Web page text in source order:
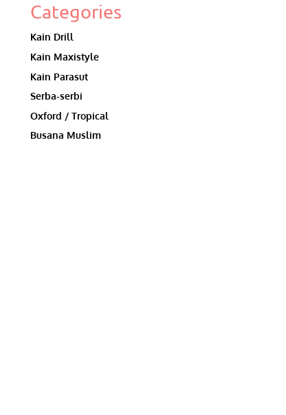
Categories
Kain Drill
Kain Maxistyle
Kain Parasut
Serba-serbi
Oxford / Tropical
Busana Muslim